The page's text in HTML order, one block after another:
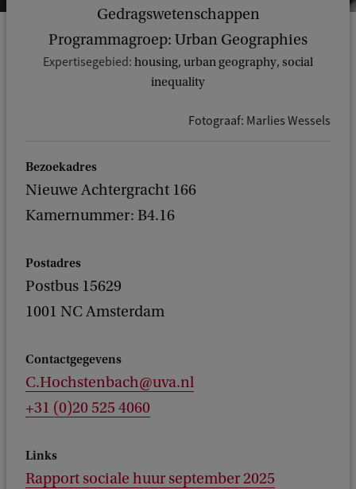
Gedragswetenschappen
Programmagroep: Urban Geographies
Expertisegebied: housing, urban geography, social
inequality
Fotograaf: Marlies Wessels
Bezoekadres
Nieuwe Achtergracht 166
Kamernummer: B4.16
Postadres
Postbus 15629
1001 NC Amsterdam
Contactgegevens
C.Hochstenbach@uva.nl
+31 (0)20 525 4060
Links
Rapport sociale huur september 2025